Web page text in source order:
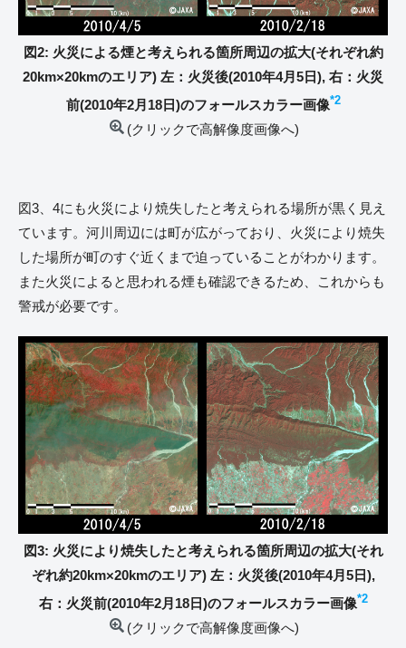
図2: 火災による煙と考えられる箇所周辺の拡大(それぞれ約
20km×20kmのエリア) 左：火災後(2010年4月5日), 右：火災
前(2010年2月18日)のフォールスカラー画像*2
(クリックで高解像度画像へ)
図3、4にも火災により焼失したと考えられる場所が黒く見え
ています。河川周辺には町が広がっており、火災により焼失
した場所が町のすぐ近くまで迫っていることがわかります。
また火災によると思われる煙も確認できるため、これからも
警戒が必要です。
図3: 火災により焼失したと考えられる箇所周辺の拡大(それ
ぞれ約20km×20kmのエリア) 左：火災後(2010年4月5日),
右：火災前(2010年2月18日)のフォールスカラー画像*2
(クリックで高解像度画像へ)